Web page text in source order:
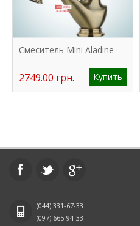
Смеситель Mini Aladine
2749.00 грн. Купить
(044) 331-67-33
(097) 665-94-33